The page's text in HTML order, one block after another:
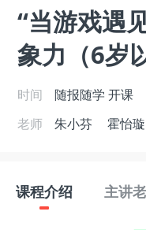
“当游戏遇
象力（6岁
时间 随报随学 开课
老师
朱小芬 霍怡璇
课程介绍 主讲